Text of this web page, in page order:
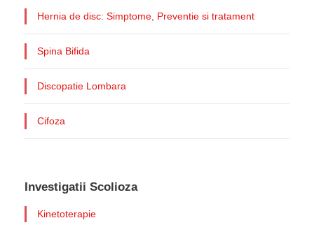
Hernia de disc: Simptome, Preventie si tratament
Spina Bifida
Discopatie Lombara
Cifoza
Investigatii Scolioza
Kinetoterapie